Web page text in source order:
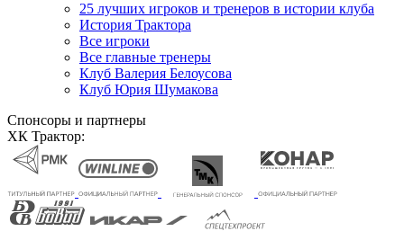
25 лучших игроков и тренеров в истории клуба
История Трактора
Все игроки
Все главные тренеры
Клуб Валерия Белоусова
Клуб Юрия Шумакова
Спонсоры и партнеры
ХК Трактор: